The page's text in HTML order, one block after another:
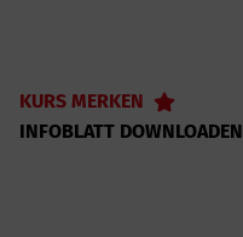
KURS MERKEN
INFOBLATT DOWNLOADEN